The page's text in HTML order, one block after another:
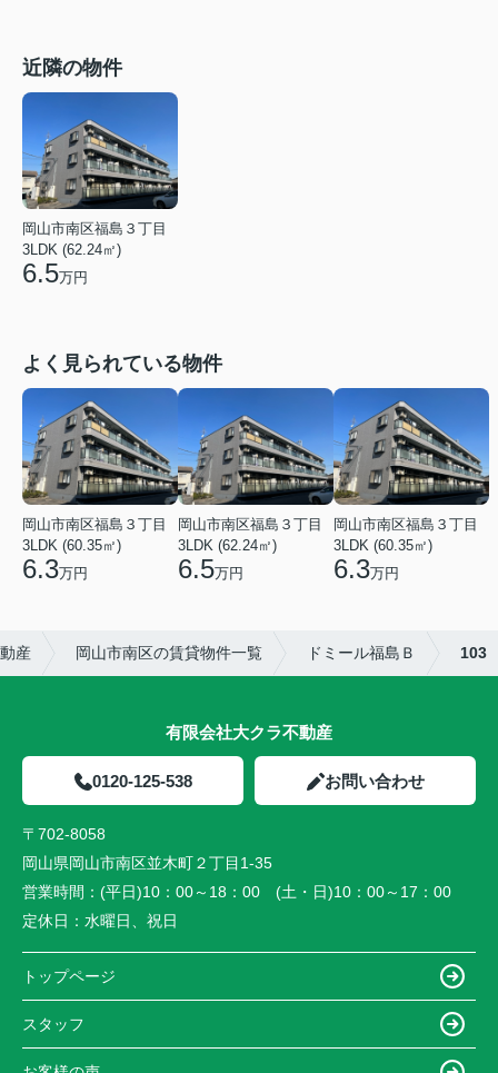
近隣の物件
岡山市南区福島３丁目
3LDK (62.24㎡)
6.5万円
よく見られている物件
岡山市南区福島３丁目
3LDK (60.35㎡)
6.3万円
岡山市南区福島３丁目
3LDK (62.24㎡)
6.5万円
岡山市南区福島３丁目
3LDK (60.35㎡)
6.3万円
産 岡山市南区の賃貸物件一覧 ドミール福島Ｂ 103
有限会社大クラ不動産
0120-125-538 お問い合わせ
〒702-8058
岡山県岡山市南区並木町２丁目1-35
営業時間： (平日)10：00～18：00 (土・日)10：00～17：00
定休日： 水曜日、祝日
トップページ
スタッフ